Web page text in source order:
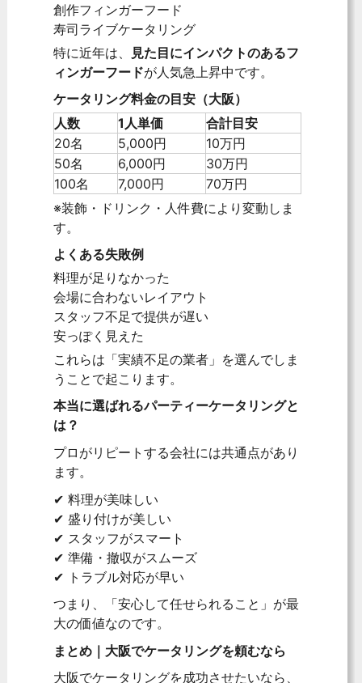
創作フィンガーフード
寿司ライブケータリング
特に近年は、
見た目にインパクトのあるフ
ィンガーフードが人気急上昇中です。
ケータリング料金の目安（大阪）
人数
1人単価
合計目安
20名
5,000円
10万円
50名
6,000円
30万円
100名
7,000円
70万円
※装飾・ドリンク・人件費により変動しま
す。
よくある失敗例
料理が足りなかった
会場に合わないレイアウト
スタッフ不足で提供が遅い
安っぽく見えた
これらは「実績不足の業者」を選んでしま
うことで起こります。
本当に選ばれるパーティーケータリングと
は？
プロがリピートする会社には共通点があり
ます。
✔ 料理が美味しい
✔ 盛り付けが美しい
✔ スタッフがスマート
✔ 準備・撤収がスムーズ
✔ トラブル対応が早い
つまり、「安心して任せられること」が最
大の価値なのです。
まとめ｜大阪でケータリングを頼むなら
大阪でケータリングを成功させたいなら、